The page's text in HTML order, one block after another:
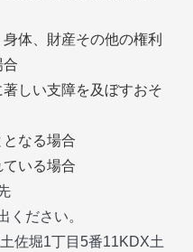
体、財産その他の権利
合
しい支障を及ぼすおそ
なる場合
いる場合
ください。
佐堀1丁目5番11KDX土